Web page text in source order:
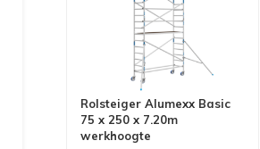
Rolsteiger Alumexx Basic
75 x 250 x 7.20m
werkhoogte